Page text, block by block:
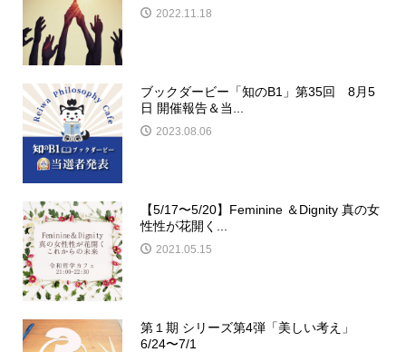
2022.11.18
ブックダービー「知のB1」第35回 8月5
日 開催報告＆当...
2023.08.06
【5/17〜5/20】Feminine ＆Dignity 真の女
性性が花開く...
2021.05.15
第１期 シリーズ第4弾「美しい考え」
6/24〜7/1